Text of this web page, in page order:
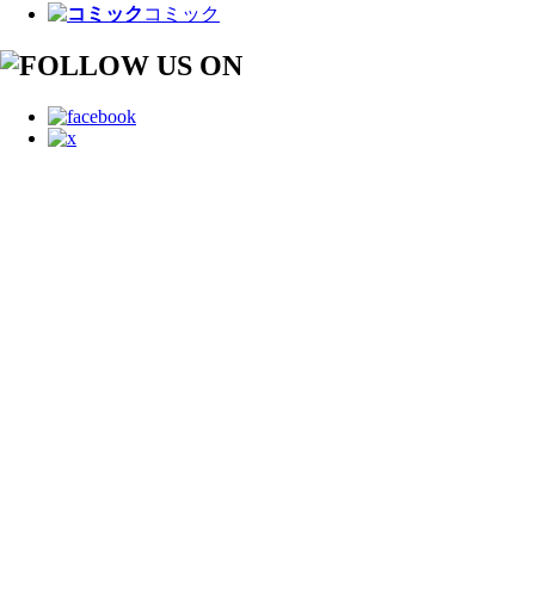
コミック